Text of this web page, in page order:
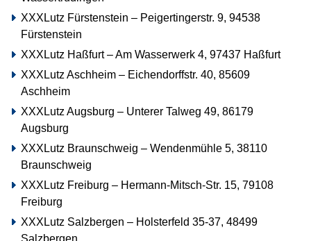
XXXLutz Fürstenstein – Peigertingerstr. 9, 94538
Fürstenstein
XXXLutz Haßfurt – Am Wasserwerk 4, 97437 Haßfurt
XXXLutz Aschheim – Eichendorffstr. 40, 85609
Aschheim
XXXLutz Augsburg – Unterer Talweg 49, 86179
Augsburg
XXXLutz Braunschweig – Wendenmühle 5, 38110
Braunschweig
XXXLutz Freiburg – Hermann-Mitsch-Str. 15, 79108
Freiburg
XXXLutz Salzbergen – Holsterfeld 35-37, 48499